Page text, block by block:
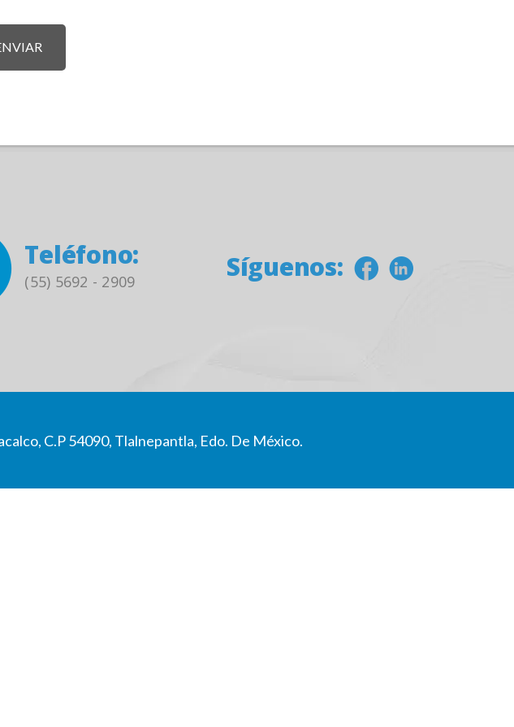
Teléfono:
(55) 5692 - 2909 Síguenos:
C.P 54090, Tlalnepantla, Edo. De México.